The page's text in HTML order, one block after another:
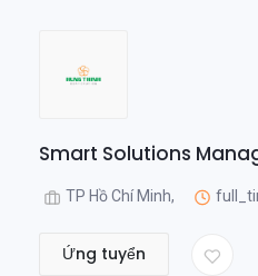
Smart Solutions
TP Hồ Chí Minh,
Ứng tuyển